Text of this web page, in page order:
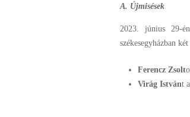
A. Újmisések
2023. június 29-
székesegyházban
Ferencz Zsolt
Virág Istvánt